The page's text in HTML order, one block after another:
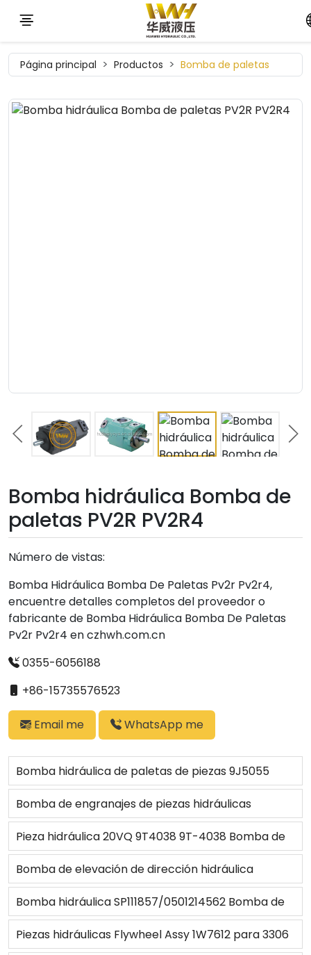
Página principal Productos Bomba de paletas
Bomba hidráulica Bomba de
paletas PV2R PV2R4
Número de vistas:
Bomba Hidráulica Bomba De Paletas Pv2r Pv2r4,
encuentre detalles completos del proveedor o
fabricante de Bomba Hidráulica Bomba De Paletas
Pv2r Pv2r4 en czhwh.com.cn
0355-6056188
+86-15735576523
Email me WhatsApp me
Bomba hidráulica de paletas de piezas 9J5055
para cargador 930
Bomba de engranajes de piezas hidráulicas
11C0584 para cargador XGMA 932II/932III/942III
Pieza hidráulica 20VQ 9T4038 9T-4038 Bomba de
paletas Cartucho hidráulico
Bomba de elevación de dirección hidráulica
3186320M91 para Tractor MF 3186320/
Bomba hidráulica SP111857/0501214562 Bomba de
transmisión
Piezas hidráulicas Flywheel Assy 1W7612 para 3306